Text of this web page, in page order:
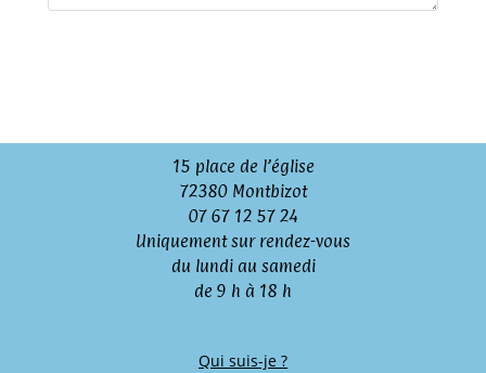
15 place de l’église
72380 Montbizot
07 67 12 57 24
Uniquement sur rendez-vous
du lundi au samedi
de 9 h à 18 h
Qui suis-je ?